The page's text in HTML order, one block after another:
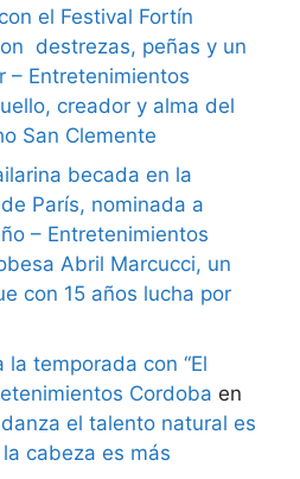
el Festival Fortín
destrezas, peñas y un
– Entretenimientos
creador y alma del
San Clemente
becada en la
París, nominada a
– Entretenimientos
Abril Marcucci, un
con 15 años lucha por
la temporada con “El
Cordoba en
el talento natural es
cabeza es más